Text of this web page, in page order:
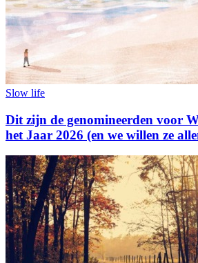
Slow life
Dit zijn de genomineerden voor
het Jaar 2026 (en we willen ze